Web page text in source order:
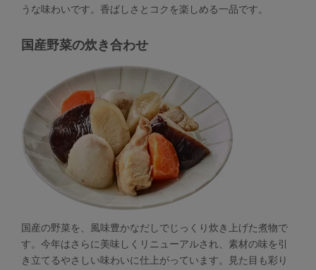
うな味わいです。香ばしさとコクを楽しめる一品です。
国産野菜の炊き合わせ
国産の野菜を、風味豊かなだしでじっくり炊き上げた煮物で
す。今年はさらに美味しくリニューアルされ、素材の味を引
き立てるやさしい味わいに仕上がっています。見た目も彩り